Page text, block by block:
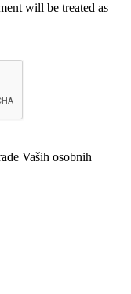
will be treated as
Vaših osobnih